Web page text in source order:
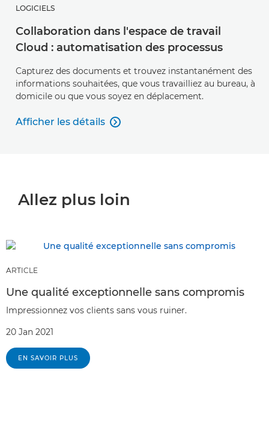
LOGICIELS
Collaboration dans l'espace de travail
Cloud : automatisation des processus
Capturez des documents et trouvez instantanément des
informations souhaitées, que vous travailliez au bureau, à
domicile ou que vous soyez en déplacement.
Afficher les détails
Afficher les détails

Allez plus loin
ARTICLE
Une qualité exceptionnelle sans compromis
Impressionnez vos clients sans vous ruiner.
20 Jan 2021
EN SAVOIR PLUS